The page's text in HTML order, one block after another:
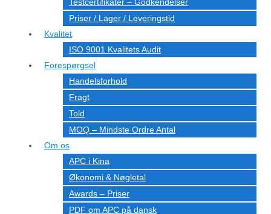
Priser / Lager / Leveringstid
Kvalitet
ISO 9001 Kvalitets Audit
Forespørgsel
Handelsforhold
Fragt
Told
MOQ – Mindste Ordre Antal
Om os
APC i Kina
Økonomi & Nøgletal
Awards – Priser
PDF om APC på dansk